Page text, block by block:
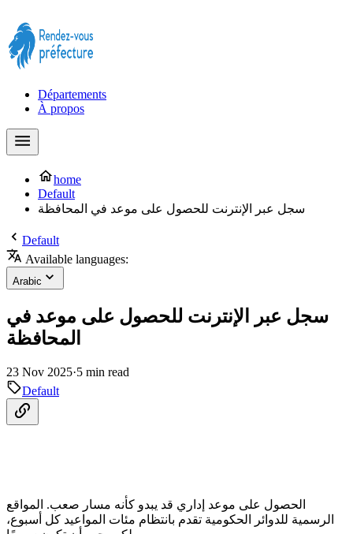
Départements
À propos
home
Default
سجل عبر الإنترنت للحصول على موعد في المحافظة
Default
Available languages:
Arabic
سجل عبر الإنترنت للحصول على موعد في
المحافظة
23 Nov 2025·5 min read
Default
الحصول على موعد إداري قد يبدو كأنه مسار صعب. المواقع
الرسمية للدوائر الحكومية تقدم بانتظام مئات المواعيد كل أسبوع،